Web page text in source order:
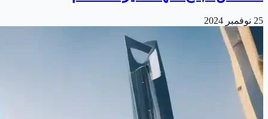
25 نوفمبر 2024